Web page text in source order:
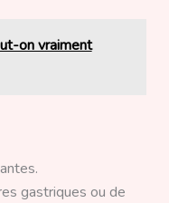
on vraiment
gastriques ou de